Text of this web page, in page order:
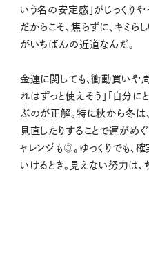
いう名の安定感」がじっくりや
だからこそ、焦らずに、キミら
がいちばんの近道なんだ。
金運に関しても、衝動買いや
れはずっと使えそう」「自分に
ぶのが正解。特に秋から冬は
見直したりすることで運がめ
ャレンジも◎。ゆっくりでも、
いけるとき。見えない努力は、